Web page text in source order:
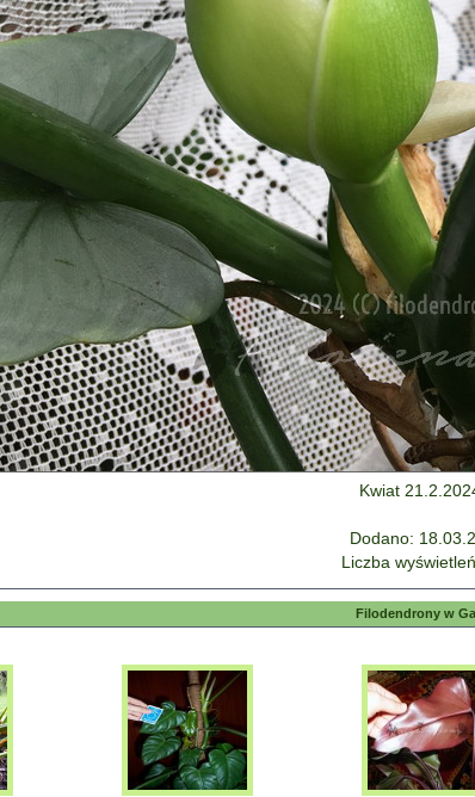
Kwiat
Dodano:
Liczba
Filodendrony w